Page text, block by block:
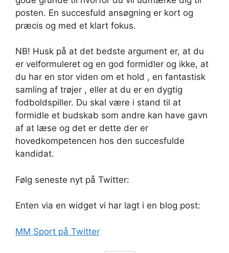
posten. En succesfuld ansøgning er kort og
præcis og med et klart fokus.
NB! Husk på at det bedste argument er, at du
er velformuleret og en god formidler og ikke, at
du har en stor viden om et hold , en fantastisk
samling af trøjer , eller at du er en dygtig
fodboldspiller. Du skal være i stand til at
formidle et budskab som andre kan have gavn
af at læse og det er dette der er
hovedkompetencen hos den succesfulde
kandidat.
Følg seneste nyt på Twitter:
Enten via en widget vi har lagt i en blog post:
MM Sport på Twitter